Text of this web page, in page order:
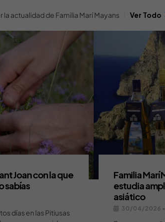
actualidad de Familia Marí Mayans Ver Todo
Joan con la que
sabías
días en las Pitiusas
Familia Marí
estudia
asiático
30/04/2026 •